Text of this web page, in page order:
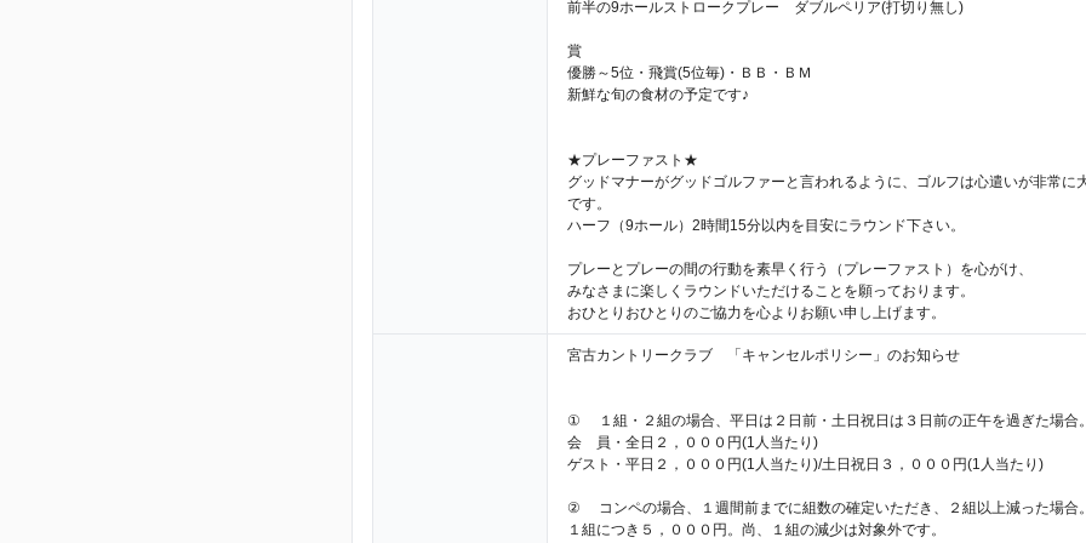
前半の9ホールストロークプレー ダブルペリア(打切り無し)
賞
優勝～5位・飛賞(5位毎)・ＢＢ・ＢＭ
新鮮な旬の食材の予定です♪
★プレーファスト★
グッドマナーがグッドゴルファーと言われるように、ゴルフは心遣いが非常に
です。
ハーフ（9ホール）2時間15分以内を目安にラウンド下さい。
プレーとプレーの間の行動を素早く行う（プレーファスト）を心がけ、
みなさまに楽しくラウンドいただけることを願っております。
おひとりおひとりのご協力を心よりお願い申し上げます。
宮古カントリークラブ 「キャンセルポリシー」のお知らせ
① １組・２組の場合、平日は２日前・土日祝日は３日前の正午を過ぎた場合。
会 員・全日２，０００円(1人当たり)
ゲスト・平日２，０００円(1人当たり)/土日祝日３，０００円(1人当たり)
② コンペの場合、１週間前までに組数の確定いただき、２組以上減った場合。
１組につき５，０００円。尚、１組の減少は対象外です。